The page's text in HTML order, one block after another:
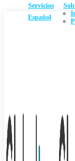
Servicios
Español